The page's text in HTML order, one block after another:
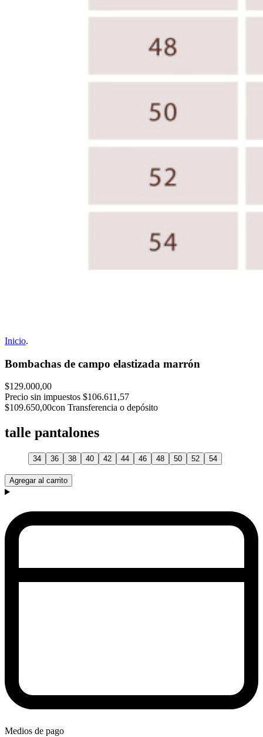
Inicio.
Bombachas de campo elastizada marrón
$129.000,00
Precio sin impuestos $106.611,57
$109.650,00con Transferencia o depósito
talle pantalones
34 36 38 40 42 44 46 48 50 52 54
Agregar al carrito
Medios de pago